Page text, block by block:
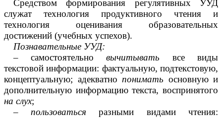
Средством формирования регулятивных УУД
служат технология продуктивного чтения и
технология оценивания образовательных
достижений (учебных успехов).
Познавательные УУД:
– самостоятельновычитывать все виды
текстовой информации: фактуальную, подтекстовую,
концептуальную; адекватно понимать основную и
дополнительную информацию текста, воспринятого
на слух;
– пользоваться разными видами чтения: